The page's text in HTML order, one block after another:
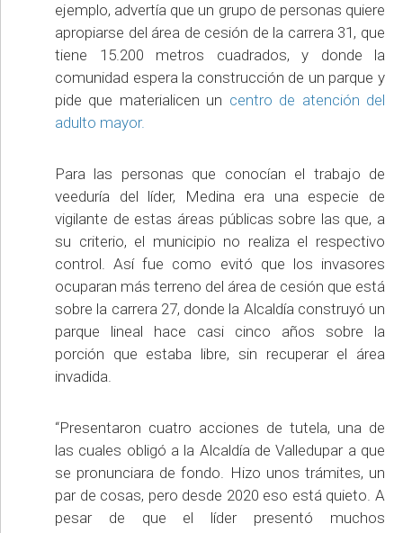
ejemplo, advertía que un grupo de personas quiere
apropiarse del área de cesión de la carrera 31, que
tiene 15.200 metros cuadrados, y donde la
comunidad espera la construcción de un parque y
pide que materialicen un centro de atención del
adulto mayor.
Para las personas que conocían el trabajo de
veeduría del líder, Medina era una especie de
vigilante de estas áreas públicas sobre las que, a
su criterio, el municipio no realiza el respectivo
control. Así fue como evitó que los invasores
ocuparan más terreno del área de cesión que está
sobre la carrera 27, donde la Alcaldía construyó un
parque lineal hace casi cinco años sobre la
porción que estaba libre, sin recuperar el área
invadida.
“Presentaron cuatro acciones de tutela, una de
las cuales obligó a la Alcaldía de Valledupar a que
se pronunciara de fondo. Hizo unos trámites, un
par de cosas, pero desde 2020 eso está quieto. A
pesar de que el líder presentó muchos